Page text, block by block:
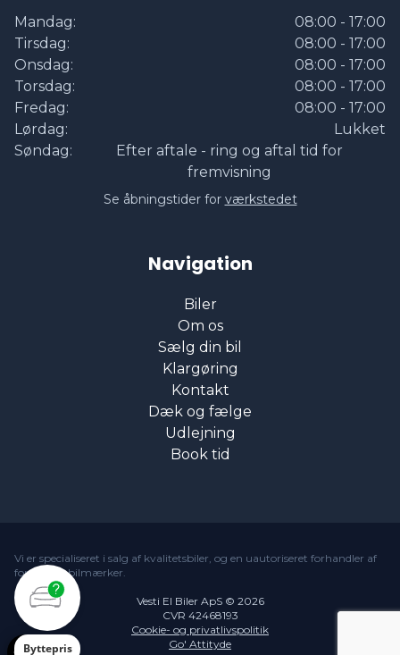
Mandag:
08:00 - 17:00
Tirsdag:
08:00 - 17:00
Onsdag:
08:00 - 17:00
Torsdag:
08:00 - 17:00
Fredag:
08:00 - 17:00
Lørdag:
Lukket
Søndag:
Efter aftale - ring og aftal tid for
fremvisning
Se åbningstider for værkstedet
Navigation
Biler
Om os
Sælg din bil
Klargøring
Kontakt
Dæk og fælge
Udlejning
Book tid
Vi er specialiseret i salg af kvalitetsbiler, og en uautoriseret forhandler af
forskellige bilmærker.
Vesti El Biler ApS © 2026
CVR 42468193
Cookie- og privatlivspolitik
Go' Attityde
Byttepris